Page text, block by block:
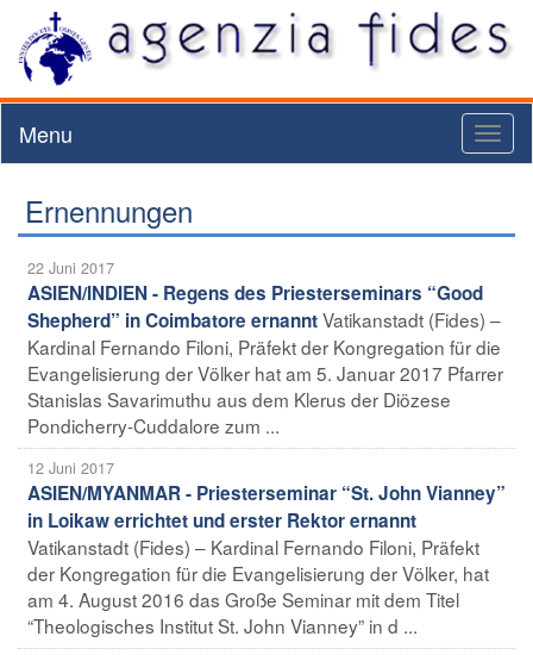
Menu
Ernennungen
22 Juni 2017
ASIEN/INDIEN - Regens des Priesterseminars “Good
Shepherd” in Coimbatore ernanntVatikanstadt (Fides) –
Kardinal Fernando Filoni, Präfekt der Kongregation für die
Evangelisierung der Völker hat am 5. Januar 2017 Pfarrer
Stanislas Savarimuthu aus dem Klerus der Diözese
Pondicherry-Cuddalore zum ...
12 Juni 2017
ASIEN/MYANMAR - Priesterseminar “St. John Vianney”
in Loikaw errichtet und erster Rektor ernannt
Vatikanstadt (Fides) – Kardinal Fernando Filoni, Präfekt
der Kongregation für die Evangelisierung der Völker, hat
am 4. August 2016 das Große Seminar mit dem Titel
“Theologisches Institut St. John Vianney” in d ...